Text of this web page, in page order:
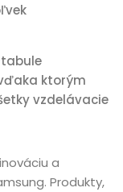
ktorým
vzdelávacie
a
Produkty,